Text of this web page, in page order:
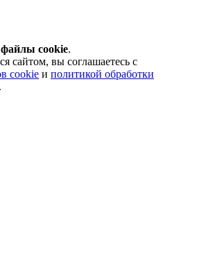
файлы cookie.
сайтом, вы соглашаетесь с
cookie и политикой обработки
.